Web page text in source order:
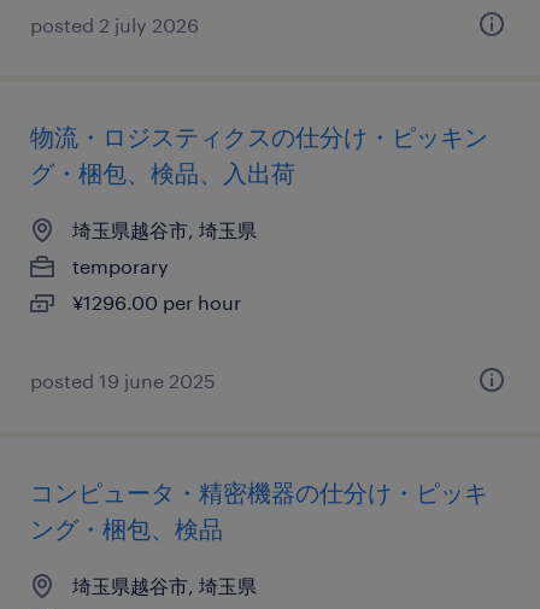
posted 2 july 2026
物流・ロジスティクスの仕分け・ピッキン
グ・梱包、検品、入出荷
埼玉県越谷市, 埼玉県
temporary
¥1296.00 per hour
posted 19 june 2025
コンピュータ・精密機器の仕分け・ピッキ
ング・梱包、検品
埼玉県越谷市, 埼玉県